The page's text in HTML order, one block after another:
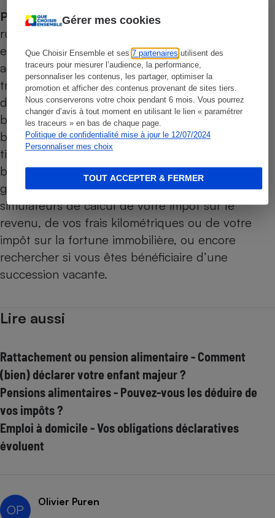
Gérer mes cookies
Que Choisir Ensemble et ses7 partenaires utilisent des
traceurs pour mesurer l’audience, la performance,
personnaliser les contenus, les partager, optimiser la
promotion et afficher des contenus provenant de sites tiers.
Nous conserverons votre choix pendant 6 mois. Vous pourrez
changer d’avis à tout moment en utilisant le lien « paramétrer
les traceurs » en bas de chaque page.
Politique de confidentialité mise à jour le 12/07/2024
Personnaliser mes choix
TOUT ACCEPTER & FERMER
Prix de l’immobilier, succession oubliée.
rubrique « Autres services », vous pouvez
effectuer certaines démarches pratiques comme
acheter un timbre fiscal, rechercher des
transactions immobilièressur les bases de
données du fisc pour vous aider à estimer un
bien, consulterle fichier national des comptes
bancaires(Ficoba) pour vérifier si vous êtes
titulaire d’un vieux compte courant oublié ou
bénéficiaire d’un livret d’épargne ouvert par vos
grands-parents à votre insu, accéder aux
simulateurs de calcul de votre impôt sur le
revenu, de vos frais kilométriques ou de votre
impôt sur la fortune immobilière, ou encore
rechercher si vous êtes bénéficiaire d’une
succession vacante.
Lire aussi
Rattachement ou pension alimentaire - Comment
(bien) déclarer votre enfant majeur ?
Pensions alimentaires - Pouvez-vous les déduire de
vos impôts ?
Emploi à domicile - Vos obligations déclaratives
évoluent
OP
Olivier Puren